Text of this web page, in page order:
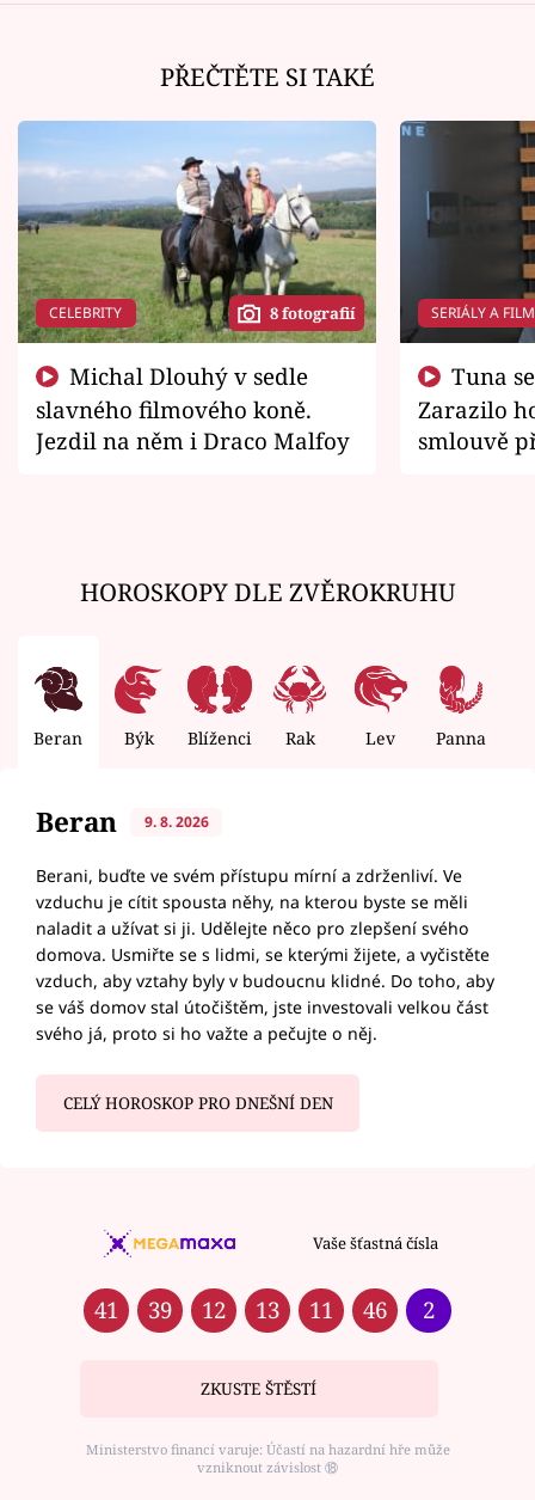
PŘEČTĚTE SI TAKÉ
CELEBRITY 8 fotografií
slavného filmového koně.
Jezdil na něm i Draco Malfoy
SERIÁLY A
Zarazilo
smlouvě
HOROSKOPY DLE ZVĚROKRUHU
Beran Býk Blíženci Rak Lev Panna
Beran 9. 8. 2026
Berani, buďte ve svém přístupu mírní a zdrženliví. Ve
vzduchu je cítit spousta něhy, na kterou byste se měli
naladit a užívat si ji. Udělejte něco pro zlepšení svého
domova. Usmiřte se s lidmi, se kterými žijete, a vyčistěte
vzduch, aby vztahy byly v budoucnu klidné. Do toho, aby
se váš domov stal útočištěm, jste investovali velkou část
svého já, proto si ho važte a pečujte o něj.
CELÝ HOROSKOP PRO DNEŠNÍ DEN
Vaše šťastná čísla
41 39 12 13 11 46 2
ZKUSTE ŠTĚSTÍ
Ministerstvo financí varuje: Účastí na hazardní hře může
vzniknout závislost ⑱